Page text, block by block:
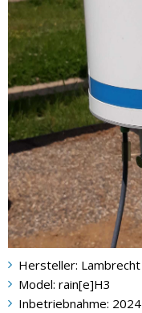
Hersteller: Lambrecht
Model: rain[e]H3
Inbetriebnahme: 2024